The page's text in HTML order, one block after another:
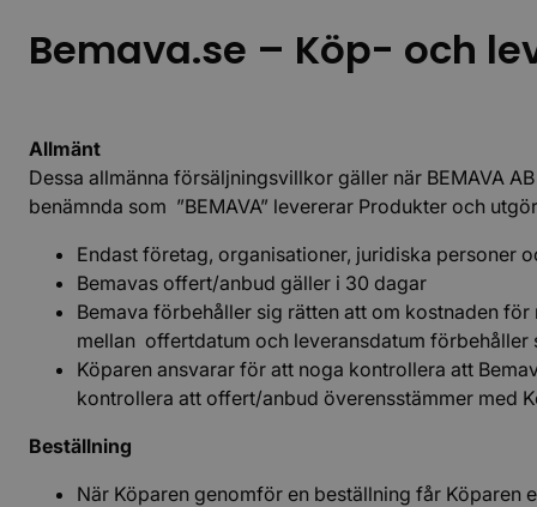
Bemava.se – Köp- och
Allmänt
Dessa allmänna försäljningsvillkor gäller när BEMAVA
benämnda som ”BEMAVA” levererar Produkter och
Endast företag, organisationer, juridiska personer
Bemavas offert/anbud gäller i 30 dagar
Bemava förbehåller sig rätten att om kostnaden
mellan offertdatum och leveransdatum
Köparen ansvarar för att noga kontrollera att
kontrollera att offert/anbud överensstämmer med
Beställning
När Köparen genomför en beställning får Köparen